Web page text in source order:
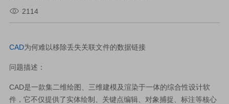
2114
CAD为何难以移除丢失关联文件的数据链接
问题描述：
CAD是一款集二维绘图、三维建模及渲染于一体的综合性设计软
件，它不仅提供了实体绘制、关键点编辑、对象捕捉、标注等核心